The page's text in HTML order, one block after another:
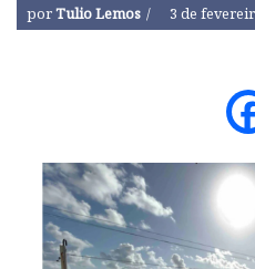
porTulio Lemos 3 de